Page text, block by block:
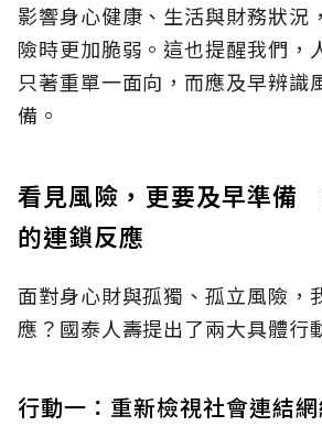
影響身心健康、生活與財務狀況
險時更加脆弱。這也提醒我們，
只著重單一面向，而應及早辨識
備。
看見風險，更要及早準備
的連鎖反應
面對身心財與孤獨、孤立風險，
應？國泰人壽提出了兩大具體行
行動一：重新檢視社會連結